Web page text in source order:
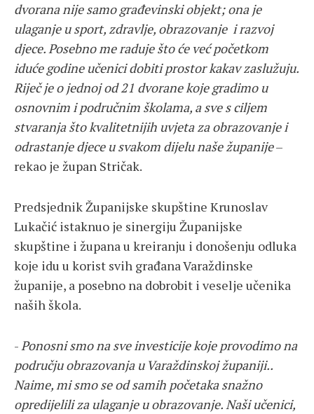
dvorana nije samo građevinski objekt; ona je
ulaganje u sport, zdravlje, obrazovanje i razvoj
djece. Posebno me raduje što će već početkom
iduće godine učenici dobiti prostor kakav zaslužuju.
Riječ je o jednoj od 21 dvorane koje gradimo u
osnovnim i područnim školama, a sve s ciljem
stvaranja što kvalitetnijih uvjeta za obrazovanje i
odrastanje djece u svakom dijelu naše županije–
rekao je župan Stričak.
Predsjednik Županijske skupštine Krunoslav
Lukačić istaknuo je sinergiju Županijske
skupštine i župana u kreiranju i donošenju odluka
koje idu u korist svih građana Varaždinske
županije, a posebno na dobrobit i veselje učenika
naših škola.
-Ponosni smo na sve investicije koje provodimo na
području obrazovanja u Varaždinskoj županiji..
Naime, mi smo se od samih početaka snažno
opredijelili za ulaganje u obrazovanje. Naši učenici,